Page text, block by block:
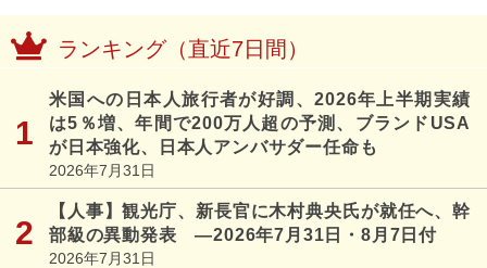
ランキング（直近7日間）
米国への日本人旅行者が好調、2026年上半期実績
は5％増、年間で200万人超の予測、ブランドUSA
が日本強化、日本人アンバサダー任命も
2026年7月31日
【人事】観光庁、新長官に木村典央氏が就任へ、幹
部級の異動発表 ―2026年7月31日・8月7日付
2026年7月31日